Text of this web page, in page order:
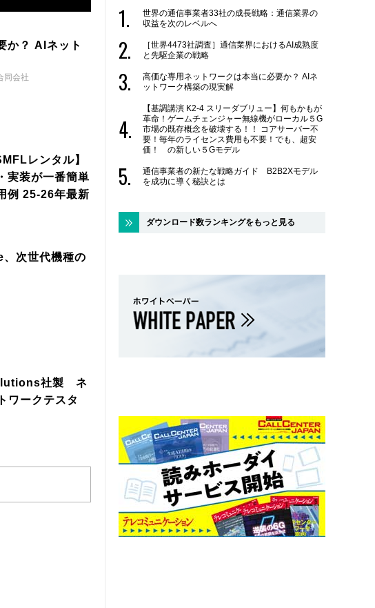
か？ AIネット
同会社
レンタル】
実装が一番簡単
例 25-26年最新
次世代機種の
社製 ネ
ワークテスタ
世界の通信事業者33社の成長戦略：通信業界の
収益を次のレベルへ
［世界4473社調査］通信業界におけるAI成熟度
と先駆企業の戦略
高価な専用ネットワークは本当に必要か？ AIネ
ットワーク構築の現実解
【基調講演 K2-4 スリーダブリュー】何もかもが
革命！ゲームチェンジャー無線機がローカル５G
市場の既存概念を破壊する！！ コアサーバー不
要！毎年のライセンス費用も不要！でも、超安
価！ の新しい５Gモデル
通信事業者の新たな戦略ガイド B2B2Xモデル
を成功に導く秘訣とは
ダウンロード数ランキングをもっと見る